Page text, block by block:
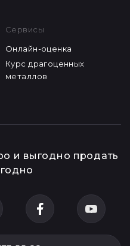
Сервисы
Онлайн-оценка
Курс драгоценных
металлов
и выгодно продать